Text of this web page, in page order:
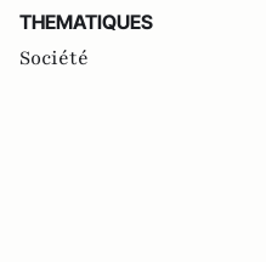
THEMATIQUES
Société